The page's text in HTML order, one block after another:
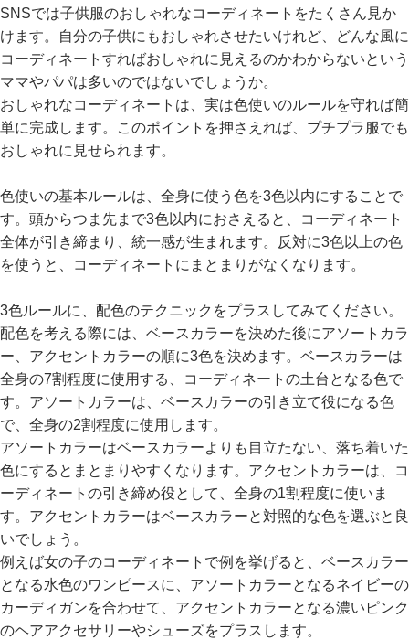
ガ
イ
よ
く
あ
る
質
問
FOLLOW
SNSでは子供服のおしゃれなコーディネートをたくさん見か
けます。自分の子供にもおしゃれさせたいけれど、どんな風に
コーディネートすればおしゃれに見えるのかわからないという
ママやパパは多いのではないでしょうか。
おしゃれなコーディネートは、実は色使いのルールを守れば簡
単に完成します。このポイントを押さえれば、プチプラ服でも
おしゃれに見せられます。
色使いの基本ルールは、全身に使う色を3色以内にすることで
す。頭からつま先まで3色以内におさえると、コーディネート
全体が引き締まり、統一感が生まれます。反対に3色以上の色
を使うと、コーディネートにまとまりがなくなります。
3色ルールに、配色のテクニックをプラスしてみてください。
配色を考える際には、ベースカラーを決めた後にアソートカラ
ー、アクセントカラーの順に3色を決めます。ベースカラーは
全身の7割程度に使用する、コーディネートの土台となる色で
す。アソートカラーは、ベースカラーの引き立て役になる色
で、全身の2割程度に使用します。
アソートカラーはベースカラーよりも目立たない、落ち着いた
色にするとまとまりやすくなります。アクセントカラーは、コ
ーディネートの引き締め役として、全身の1割程度に使いま
す。アクセントカラーはベースカラーと対照的な色を選ぶと良
いでしょう。
例えば女の子のコーディネートで例を挙げると、ベースカラー
となる水色のワンピースに、アソートカラーとなるネイビーの
カーディガンを合わせて、アクセントカラーとなる濃いピンク
のヘアアクセサリーやシューズをプラスします。